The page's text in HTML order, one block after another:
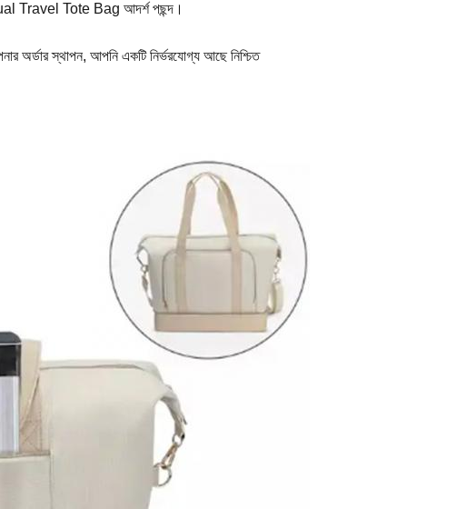
Travel Tote Bag আদর্শ পছন্দ।
অর্ডার স্থাপন, আপনি একটি নির্ভরযোগ্য আছে নিশ্চিত